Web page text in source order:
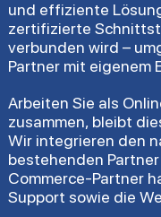
und effiziente
zertifizierte
verbunden wird –
Partner mit eigenem
Arbeiten Sie als
zusammen, bleibt
Wir integrieren den
bestehenden
Commerce-Partner
Support sowie die